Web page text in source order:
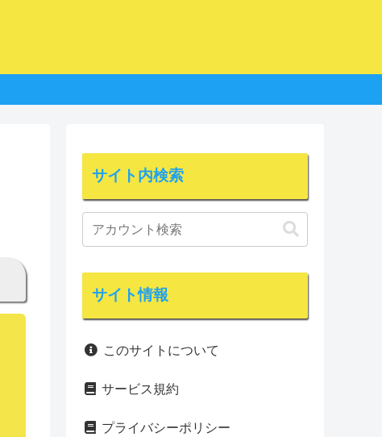
サイト内検索
サイト情報
このサイトについて
サービス規約
プライバシーポリシー